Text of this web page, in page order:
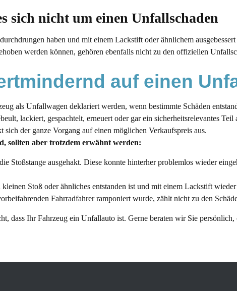
sich nicht um einen Unfallschaden
haben und mit einem Lackstift oder ähnlichem
werden können, gehören ebenfalls nicht zu den offiziellen
auf einen
als Unfallwagen deklariert werden, wenn bestimmte Schäden
lackiert, gespachtelt, erneuert oder gar ein sicherheitsrelevantes
der ganze Vorgang auf einen möglichen Verkaufspreis aus.
sollten aber trotzdem erwähnt werden:
Stoßstange ausgehakt. Diese konnte hinterher problemlos wieder
Stoß oder ähnliches entstanden ist und mit einem Lackstift
Fahrradfahrer ramponiert wurde, zählt nicht zu den
dass Ihr Fahrzeug ein Unfallauto ist. Gerne beraten wir Sie